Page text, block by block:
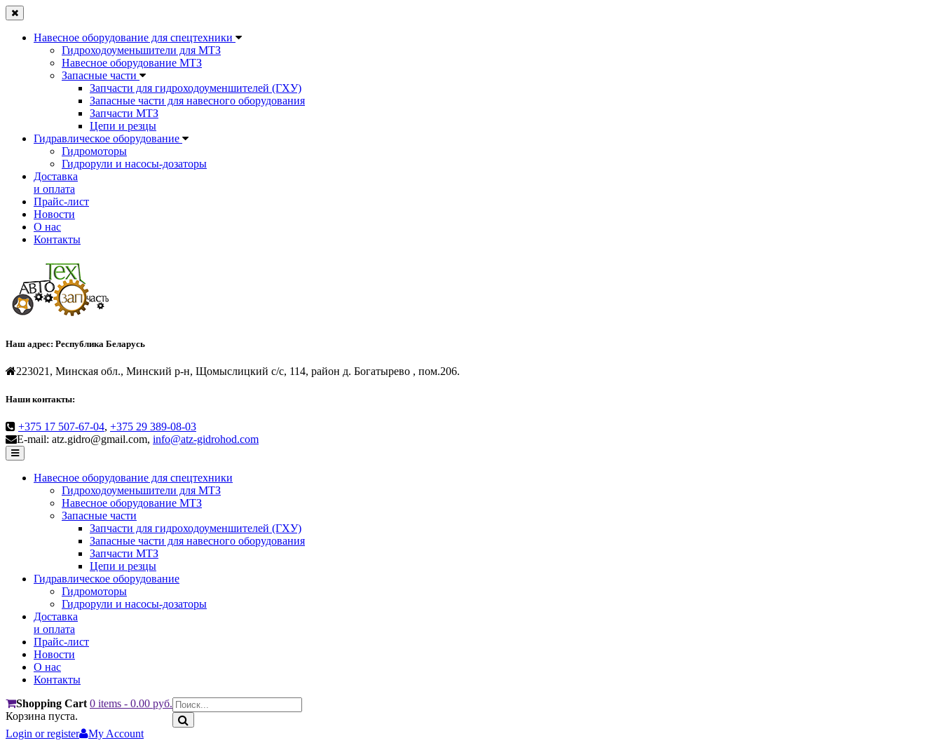
Навесное оборудование для спецтехники
Гидроходоуменьшители для МТЗ
Навесное оборудование МТЗ
Запасные части
Запчасти для гидроходоуменшителей (ГХУ)
Запасные части для навесного оборудования
Запчасти МТЗ
Цепи и резцы
Гидравлическое оборудование
Гидромоторы
Гидрорули и насосы-дозаторы
Доставка
и оплата
Прайс-лист
Новости
О нас
Контакты
Наш адрес: Республика Беларусь
223021, Минская обл., Минский р-н, Щомыслицкий с/с, 114, район д. Богатырево , пом.206.
Наши контакты:
+375 17 507-67-04, +375 29 389-08-03
E-mail: atz.gidro@gmail.com, info@atz-gidrohod.com
Навесное оборудование для спецтехники
Гидроходоуменьшители для МТЗ
Навесное оборудование МТЗ
Запасные части
Запчасти для гидроходоуменшителей (ГХУ)
Запасные части для навесного оборудования
Запчасти МТЗ
Цепи и резцы
Гидравлическое оборудование
Гидромоторы
Гидрорули и насосы-дозаторы
Доставка
и оплата
Прайс-лист
Новости
О нас
Контакты
Shopping Cart 0 items - 0.00 руб.
Корзина пуста.
Login or register
My Account